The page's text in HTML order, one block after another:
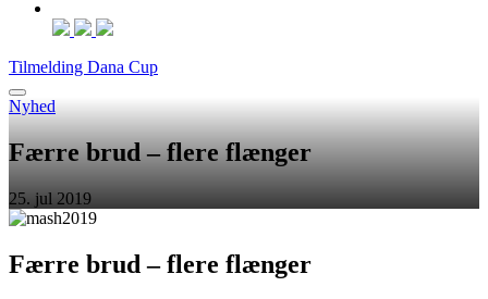
Tilmelding Dana Cup
Nyhed
Færre brud – flere flænger
25. jul 2019
Færre brud – flere flænger